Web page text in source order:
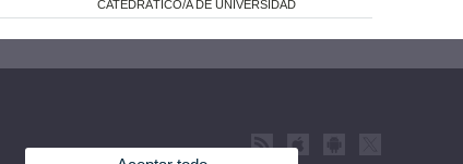
CATEDRÁTICO/A DE UNIVERSIDAD